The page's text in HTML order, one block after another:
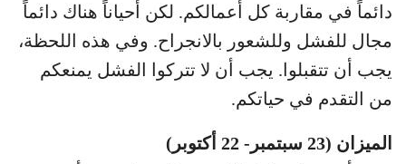
دائماً في مقاربة كل أعمالكم. لكن أحياناً هناك دائماً
مجال للفشل وللشعور بالانجراح. وفي هذه اللحظة،
يجب أن تتقبلوا. يجب أن لا تتركوا الفشل يمنعكم
من التقدم في حياتكم.
الميزان (23 سبتمبر- 22 أكتوبر)